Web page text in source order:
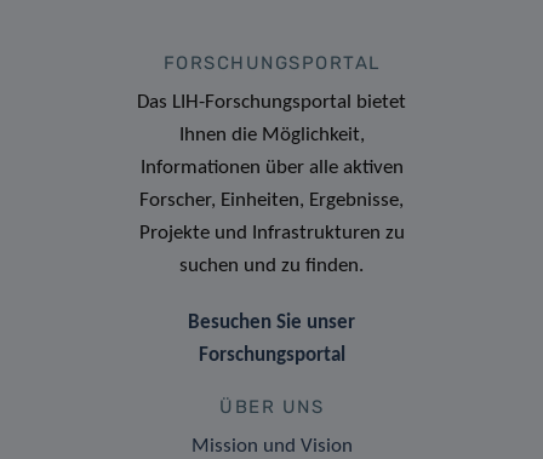
FORSCHUNGSPORTAL
Das LIH-Forschungsportal bietet
Ihnen die Möglichkeit,
Informationen über alle aktiven
Forscher, Einheiten, Ergebnisse,
Projekte und Infrastrukturen zu
suchen und zu finden.
Besuchen Sie unser
Forschungsportal
ÜBER UNS
Mission und Vision